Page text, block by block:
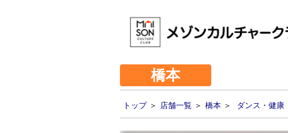
橋本
トップ＞ 店舗一覧 ＞ 橋本 ＞ ダンス・健康